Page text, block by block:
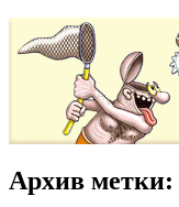
Архив метки: